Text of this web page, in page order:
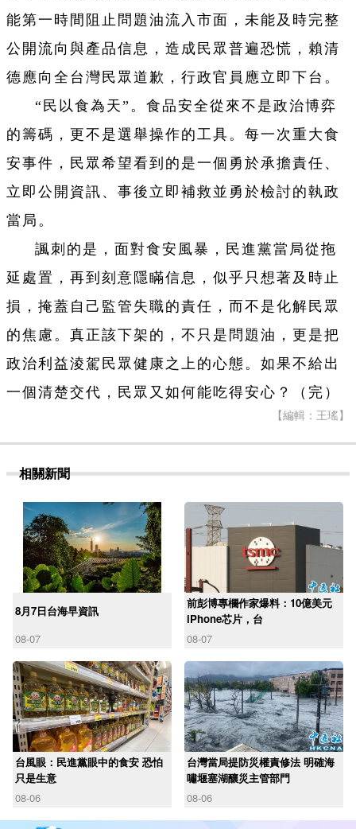
能第一時間阻止問題油流入市面，未能及時完整
公開流向與產品信息，造成民眾普遍恐慌，賴清
德應向全台灣民眾道歉，行政官員應立即下台。
“民以食為天”。食品安全從來不是政治博弈
的籌碼，更不是選舉操作的工具。每一次重大食
安事件，民眾希望看到的是一個勇於承擔責任、
立即公開資訊、事後立即補救並勇於檢討的執政
當局。
諷刺的是，面對食安風暴，民進黨當局從拖
延處置，再到刻意隱瞞信息，似乎只想著及時止
損，掩蓋自己監管失職的責任，而不是化解民眾
的焦慮。真正該下架的，不只是問題油，更是把
政治利益淩駕民眾健康之上的心態。如果不給出
一個清楚交代，民眾又如何能吃得安心？（完）
【編輯：王瑤】
相關新聞
8月7日台海早資訊
08-07
前彭博專欄作家爆料：10億美元
iPhone芯片，台
08-07
台風眼：民進黨眼中的食安 恐怕
只是生意
08-06
台灣當局提防災權責修法 明確海
嘯堰塞湖釀災主管部門
08-06